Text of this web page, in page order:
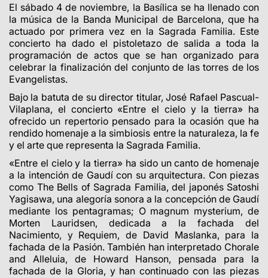
El sábado 4 de noviembre, la Basílica se ha llenado con
la música de la Banda Municipal de Barcelona, que ha
actuado por primera vez en la Sagrada Familia. Este
concierto ha dado el pistoletazo de salida a toda la
programación de actos que se han organizado para
celebrar la finalización del conjunto de las torres de los
Evangelistas.
Bajo la batuta de su director titular, José Rafael Pascual-
Vilaplana, el concierto «Entre el cielo y la tierra» ha
ofrecido un repertorio pensado para la ocasión que ha
rendido homenaje a la simbiosis entre la naturaleza, la fe
y el arte que representa la Sagrada Familia.
«Entre el cielo y la tierra» ha sido un canto de homenaje
a la intención de Gaudí con su arquitectura. Con piezas
como The Bells of Sagrada Familia, del japonés Satoshi
Yagisawa, una alegoría sonora a la concepción de Gaudí
mediante los pentagramas; O magnum mysterium, de
Morten Lauridsen, dedicada a la fachada del
Nacimiento, y Requiem, de David Maslanka, para la
fachada de la Pasión. También han interpretado Chorale
and Alleluia, de Howard Hanson, pensada para la
fachada de la Gloria, y han continuado con las piezas